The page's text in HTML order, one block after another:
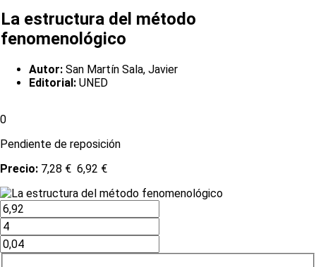
La estructura del método
fenomenológico
Autor: San Martín Sala, Javier
Editorial: UNED
0
Pendiente de reposición
Precio: 7,28 € 6,92 €